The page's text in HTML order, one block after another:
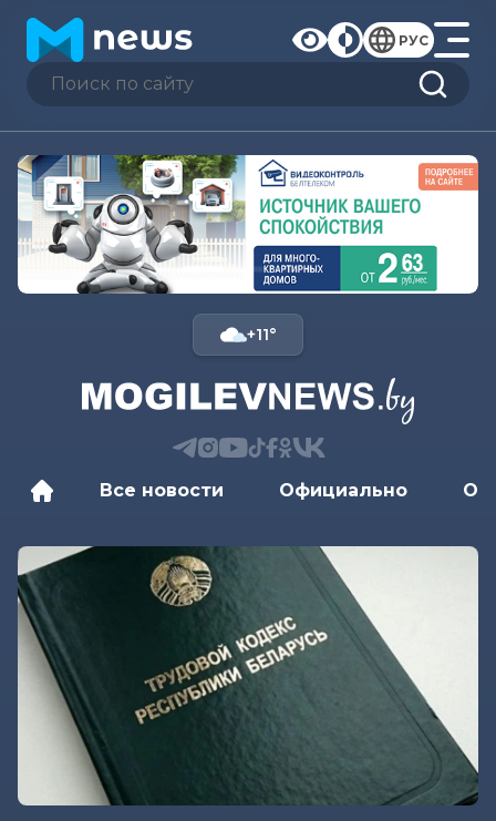
РУС
+11°
Все новости Официально